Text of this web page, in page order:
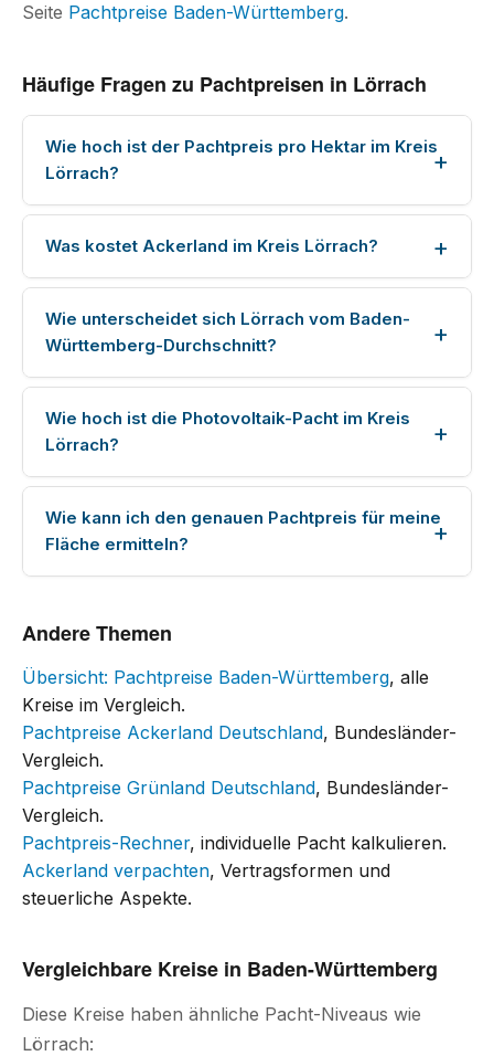
Seite Pachtpreise Baden-Württemberg.
Häufige Fragen zu Pachtpreisen in Lörrach
Wie hoch ist der Pachtpreis pro Hektar im Kreis
Lörrach?
Was kostet Ackerland im Kreis Lörrach?
Wie unterscheidet sich Lörrach vom Baden-
Württemberg-Durchschnitt?
Wie hoch ist die Photovoltaik-Pacht im Kreis
Lörrach?
Wie kann ich den genauen Pachtpreis für meine
Fläche ermitteln?
Andere Themen
Übersicht: Pachtpreise Baden-Württemberg, alle
Kreise im Vergleich.
Pachtpreise Ackerland Deutschland, Bundesländer-
Vergleich.
Pachtpreise Grünland Deutschland, Bundesländer-
Vergleich.
Pachtpreis-Rechner, individuelle Pacht kalkulieren.
Ackerland verpachten, Vertragsformen und
steuerliche Aspekte.
Vergleichbare Kreise in Baden-Württemberg
Diese Kreise haben ähnliche Pacht-Niveaus wie
Lörrach: